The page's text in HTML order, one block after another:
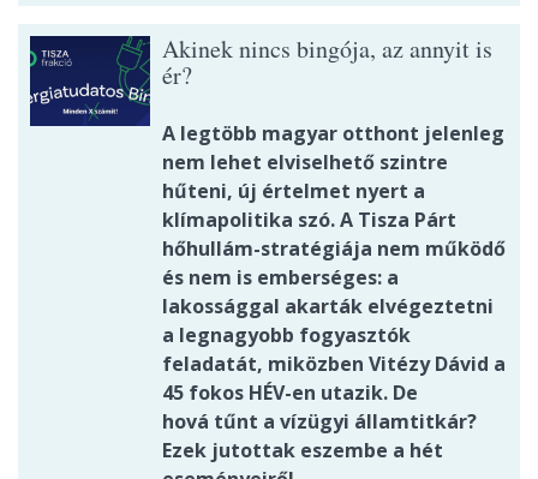
Akinek nincs bingója, az annyit is
ér?
A legtöbb magyar otthont jelenleg
nem lehet elviselhető szintre
hűteni, új értelmet nyert a
klímapolitika szó. A Tisza Párt
hőhullám-stratégiája nem működő
és nem is emberséges: a
lakossággal akarták elvégeztetni
a legnagyobb fogyasztók
feladatát, miközben Vitézy Dávid a
45 fokos HÉV-en utazik. De
hová tűnt a vízügyi államtitkár?
Ezek jutottak eszembe a hét